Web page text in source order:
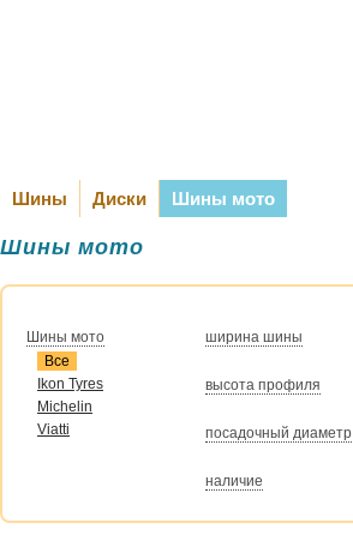
Шины Диски Шины мото
Шины мото
Шины мото
Все
Ikon Tyres
Michelin
Viatti
ширина шины
высота профиля
посадочный диаметр
наличие